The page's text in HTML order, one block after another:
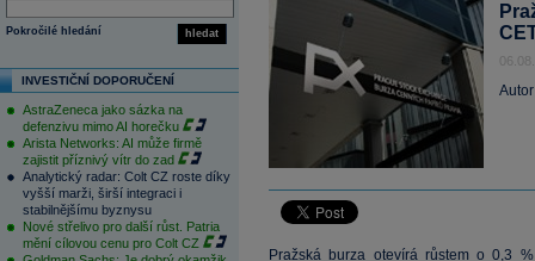
hledat
Pokročilé hledání
INVESTIČNÍ DOPORUČENÍ
AstraZeneca jako sázka na
defenzivu mimo AI horečku
Arista Networks: AI může firmě
zajistit příznivý vítr do zad
Analytický radar: Colt CZ roste díky
vyšší marži, širší integraci i
stabilnějšímu byznysu
Nové střelivo pro další růst. Patria
mění cílovou cenu pro Colt CZ
Pražská burza otevírá růstem o 0,3